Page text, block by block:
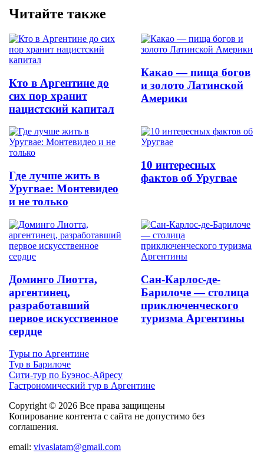
Читайте также
Кто в Аргентине до
сих пор хранит
нацистский капитал
Какао — пища богов
и золото Латинской
Америки
Где лучше жить в
Уругвае: Монтевидео
и не только
10 интересных
фактов об Уругвае
Доминго Лиотта,
аргентинец,
разработавший
первое искусственное
сердце
Сан-Карлос-де-
Барилоче — столица
приключенческого
туризма Аргентины
Туры по Аргентине
Тур в Барилоче
Сити-тур по Буэнос-Айресу
Гастрономический тур в Аргентине
Copyright © 2026 Все права защищены
Копирование контента с сайта не допустимо без
соглашения.
email: vivaslatam@gmail.com